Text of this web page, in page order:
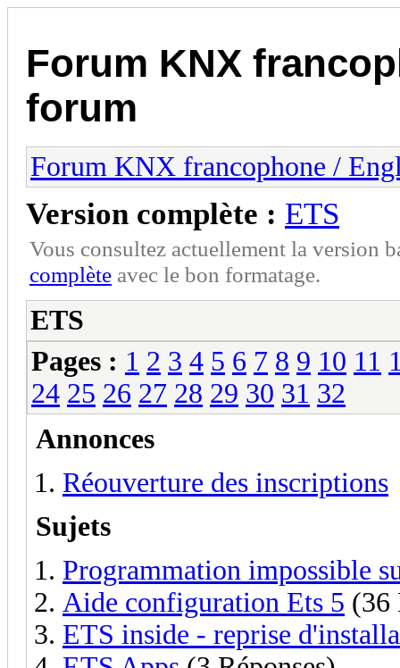
Forum KNX
forum
Forum KNX francophone /
Version complète : ETS
Vous consultez actuellement la version
complète avec le bon formatage.
ETS
Pages : 1 2 3 4 5 6 7 8 9 10 11
24 25 26 27 28 29 30 31 32
Annonces
Réouverture des inscriptions
Sujets
Programmation impossible
Aide configuration Ets 5 (36
ETS inside - reprise